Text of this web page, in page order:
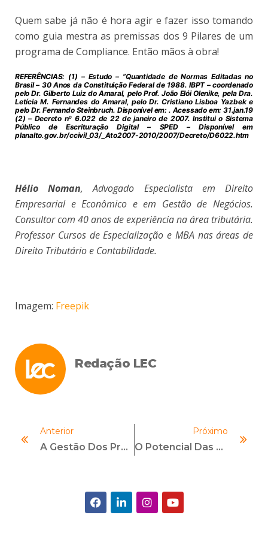
Quem sabe já não é hora agir e fazer isso tomando
como guia mestra as premissas dos 9 Pilares de um
programa de Compliance. Então mãos à obra!
REFERÊNCIAS: (1) – Estudo – ”Quantidade de Normas Editadas no
Brasil – 30 Anos da Constituição Federal de 1988. IBPT – coordenado
pelo Dr. Gilberto Luiz do Amaral, pelo Prof. João Elói Olenike, pela Dra.
Letícia M. Fernandes do Amaral, pelo Dr. Cristiano Lisboa Yazbek e
pelo Dr. Fernando Steinbruch. Disponível em: . Acessado em: 31.jan.19
(2) – Decreto nº 6.022 de 22 de janeiro de 2007. Institui o Sistema
Público de Escrituração Digital – SPED – Disponível em
planalto.gov.br/ccivil_03/_Ato2007-2010/2007/Decreto/D6022.htm
Hélio Noman, Advogado Especialista em Direito
Empresarial e Econômico e em Gestão de Negócios.
Consultor com 40 anos de experiência na área tributária.
Professor Cursos de Especialização e MBA nas áreas de
Direito Tributário e Contabilidade.
Imagem: Freepik
Redação LEC
Anterior
A Gestão Dos Programas De Compliance Em Meio À Pandemia Do Coronavírus
Próximo
O Potencial Das Metodologias Ágeis No Compliance